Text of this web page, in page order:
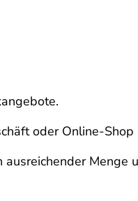
oder Online-Shop
Menge